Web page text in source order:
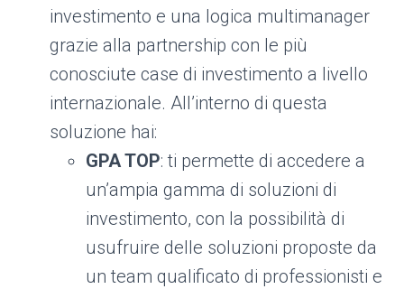
investimento e una logica multimanager
grazie alla partnership con le più
conosciute case di investimento a livello
internazionale. All’interno di questa
soluzione hai:
GPA TOP: ti permette di accedere a
un’ampia gamma di soluzioni di
investimento, con la possibilità di
usufruire delle soluzioni proposte da
un team qualificato di professionisti e